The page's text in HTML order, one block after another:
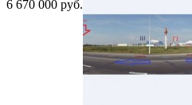
6 670 000 руб.